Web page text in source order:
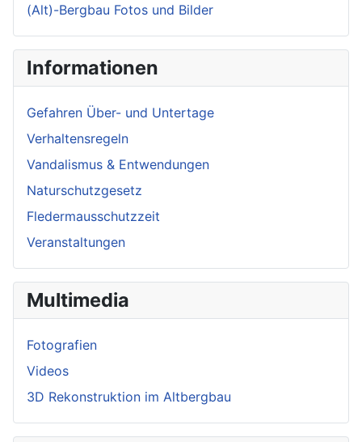
(Alt)-Bergbau Fotos und Bilder
Informationen
Gefahren Über- und Untertage
Verhaltensregeln
Vandalismus & Entwendungen
Naturschutzgesetz
Fledermausschutzzeit
Veranstaltungen
Multimedia
Fotografien
Videos
3D Rekonstruktion im Altbergbau